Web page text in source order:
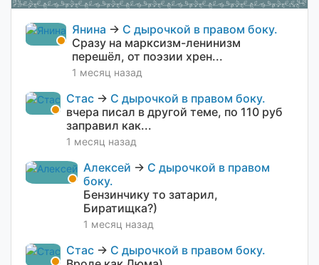
Янина → С дырочкой в правом боку.
Сразу на марксизм-ленинизм
перешёл, от поэзии хрен...
1 месяц назад
Стас → С дырочкой в правом боку.
вчера писал в другой теме, по 110 руб
заправил как...
1 месяц назад
Алексей → С дырочкой в правом
боку.
Бензинчику то затарил,
Биратищка?)
1 месяц назад
Стас → С дырочкой в правом боку.